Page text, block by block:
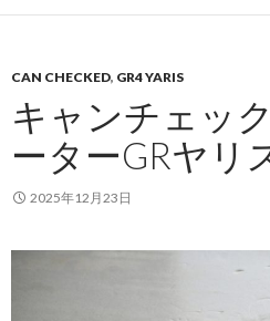
CAN CHECKED, GR4 YARIS
キャンチェッ
ーターGRヤリ
2025年12月23日